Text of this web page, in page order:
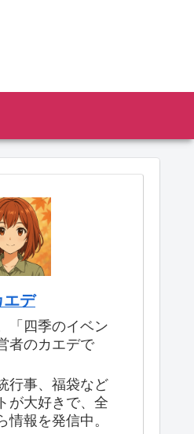
エデ
「四季のイベン
者のカエデで
行事、福袋など
が大好きで、全
情報を発信中。